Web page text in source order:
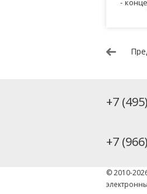
+7
+7
© 2010-